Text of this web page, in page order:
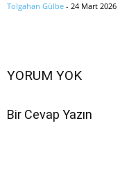
Tolgahan Gülbe - 24 Mart 2026
YORUM YOK
Bir Cevap Yazın